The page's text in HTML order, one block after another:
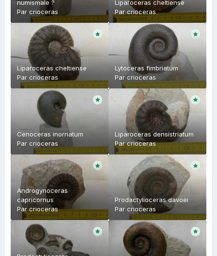
numismale ?
Par crioceras
Liparoceras cheltiense
Par crioceras
Liparoceras cheltiense
Par crioceras
Lytoceras fimbriatum
Parcrioceras
Cenoceras inornatum
Par crioceras
Liparoceras densistriatum
Parcrioceras
Androgynoceras
capricornus
Parcrioceras
Prodactylioceras davoei
Par crioceras